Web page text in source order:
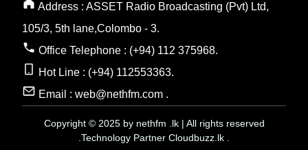
Address : ASSET Radio Broadcasting (Pvt) Ltd,
105/3, 5th lane,Colombo - 3.
Office Telephone : (+94) 112 375968.
Hot Line : (+94) 112553363.
Email : web@nethfm.com .
Copyright © 2025 by nethfm .lk | All rights reserved
.Technology Partner Cloudbuzz.lk .